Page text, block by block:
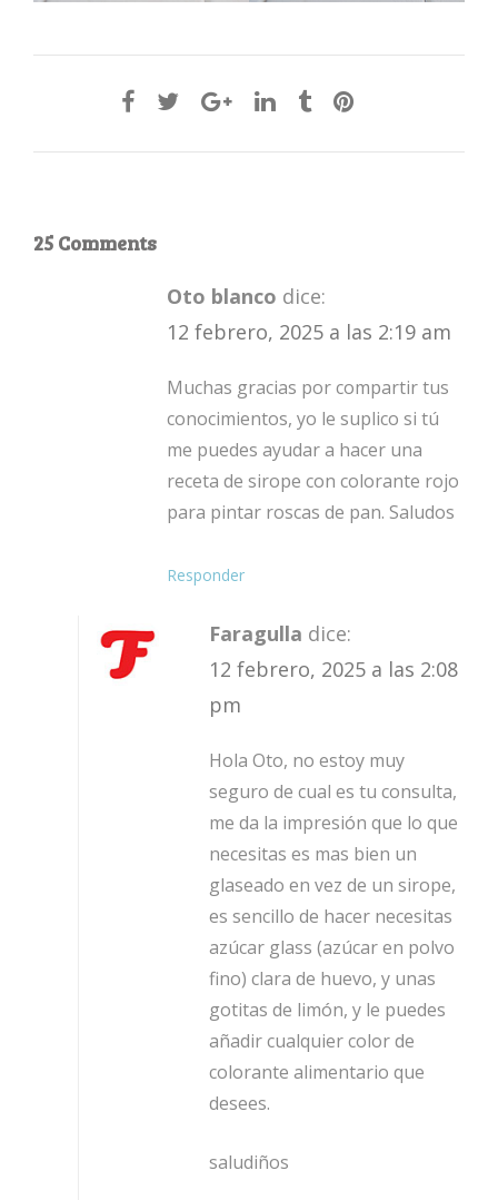
25 Comments
Oto blanco dice:
12 febrero, 2025 a las 2:19 am
Muchas gracias por compartir tus
conocimientos, yo le suplico si tú
me puedes ayudar a hacer una
receta de sirope con colorante rojo
para pintar roscas de pan. Saludos
Responder
Faragulla dice:
12 febrero, 2025 a las 2:08
pm
Hola Oto, no estoy muy
seguro de cual es tu consulta,
me da la impresión que lo que
necesitas es mas bien un
glaseado en vez de un sirope,
es sencillo de hacer necesitas
azúcar glass (azúcar en polvo
fino) clara de huevo, y unas
gotitas de limón, y le puedes
añadir cualquier color de
colorante alimentario que
desees.
saludiños